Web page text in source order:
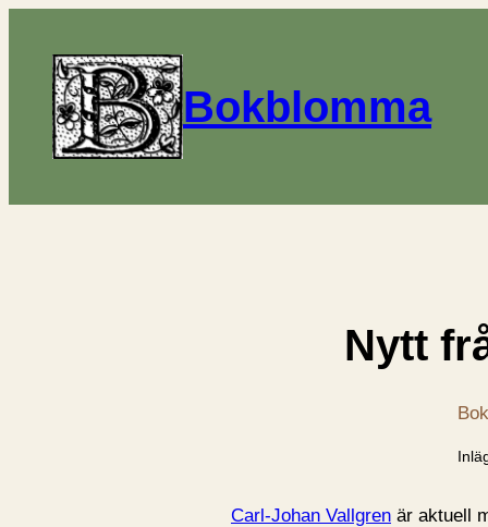
Bokblomma
Nytt
Carl-Johan Vallgren är aktuell